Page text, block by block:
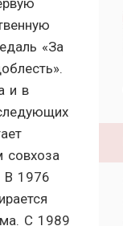
«За
и в
совхоза
В 1976
С 1989